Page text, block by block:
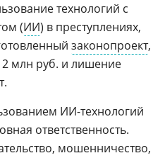
технологий с
(ИИ) в преступлениях,
законопроект,
млн руб. и лишение
ИИ-технологий
ответственность.
мошенничество,